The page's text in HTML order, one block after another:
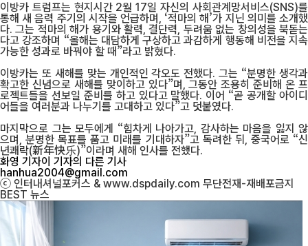
이방카 트럼프는 현지시간 2월 17일 자신의 사회관계망서비스(SNS)를
통해 새 음력 주기의 시작을 언급하며, ‘적마의 해’가 지닌 의미를 소개했
다. 그는 적마의 해가 용기와 활력, 결단력, 두려움 없는 창의성을 북돋는
다고 강조하며 “올해는 대담하게 구상하고 과감하게 행동해 비전을 지속
가능한 성과로 바꿔야 할 때”라고 밝혔다.
이방카는 또 새해를 맞는 개인적인 각오도 전했다. 그는 “분명한 생각과
확고한 신념으로 새해를 맞이하고 있다”며, 그동안 조용히 준비해 온 프
로젝트들을 선보일 준비를 하고 있다고 말했다. 이어 “곧 공개할 아이디
어들을 여러분과 나누기를 고대하고 있다”고 덧붙였다.
마지막으로 그는 모두에게 “힘차게 나아가고, 감사하는 마음을 잃지 않
으며, 분명한 목표를 품고 미래를 기대하자”고 독려한 뒤, 중국어로 “신
년쾌락(新年快乐)”이라며 새해 인사를 전했다.
화영 기자이 기자의 다른 기사
hanhua2004@gmail.com
ⓒ 인터내셔널포커스 & www.dspdaily.com 무단전재-재배포금지
BEST 뉴스